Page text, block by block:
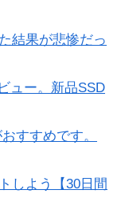
結果が悲惨だっ
ュー。新品SSD
すすめです。
しよう【30日間